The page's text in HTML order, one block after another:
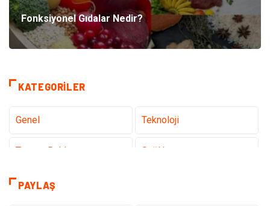
Fonksiyonel Gıdalar Nedir?
KATEGORILER
Genel Teknoloji
Tanıtıcı Reklam Sağlık
Eğitim
PAYLAŞ